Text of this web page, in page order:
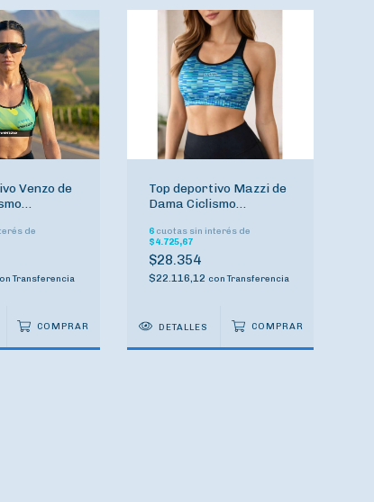
Venzo de
de
Transferencia
COMPRAR
Top deportivo Mazzi de
Dama Ciclismo
6cuotas sin interés de
$4.725,67
$28.354
$22.116,12 con Transferencia
DETALLES COMPRAR